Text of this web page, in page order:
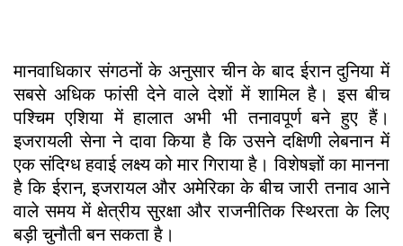
मानवाधिकार संगठनों के अनुसार चीन के बाद ईरान दुनिया में
सबसे अधिक फांसी देने वाले देशों में शामिल है। इस बीच
पश्चिम एशिया में हालात अभी भी तनावपूर्ण बने हुए हैं।
इजरायली सेना ने दावा किया है कि उसने दक्षिणी लेबनान में
एक संदिग्ध हवाई लक्ष्य को मार गिराया है। विशेषज्ञों का मानना
है कि ईरान, इजरायल और अमेरिका के बीच जारी तनाव आने
वाले समय में क्षेत्रीय सुरक्षा और राजनीतिक स्थिरता के लिए
बड़ी चुनौती बन सकता है।